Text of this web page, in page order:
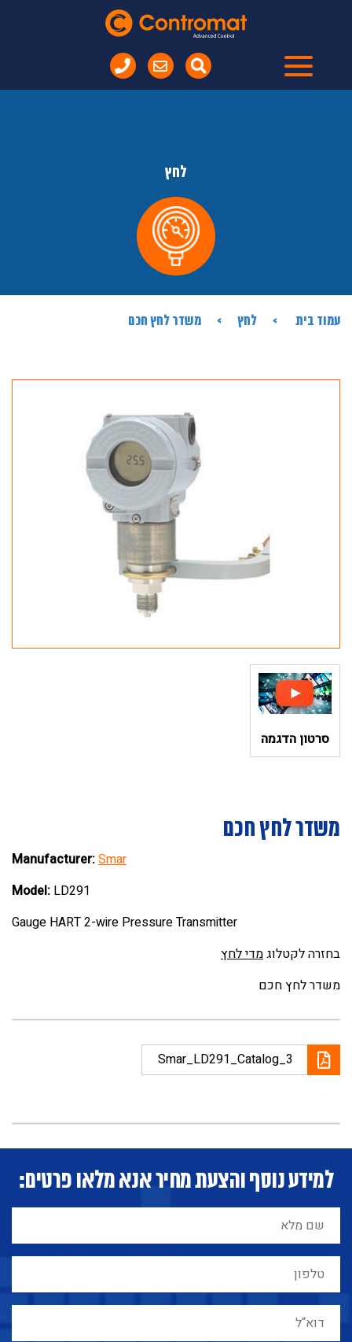
לחץ
עמוד בית לחץ משדר לחץ חכם
סרטון הדגמה
משדר לחץ חכם
Manufacturer:Smar
Model: LD291
Gauge HART 2-wire Pressure Transmitter
בחזרה לקטלוגמדי לחץ
משדר לחץ חכם
Smar_LD291_Catalog_3
למידע נוסף והצעת מחיר אנא מלאו פרטים: